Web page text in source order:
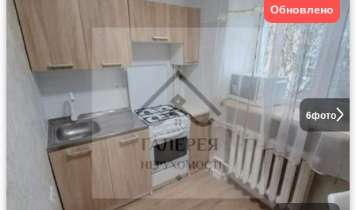
6фото
Обновлено